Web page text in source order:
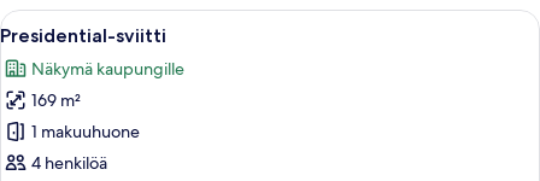
Avaa
kaikki
huonetyypin
Presidential-
sviitti
kuvat
Moderni hotellihuone, jossa on
7
Presidential-sviitti
Näkymä kaupungille
169 m²
1 makuuhuone
4 henkilöä